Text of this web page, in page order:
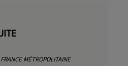
MÉTROPOLITAINE